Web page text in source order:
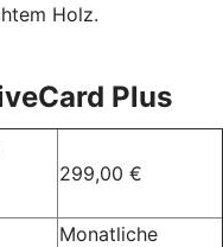
Holz.
Plus
299,00 €
Monatliche